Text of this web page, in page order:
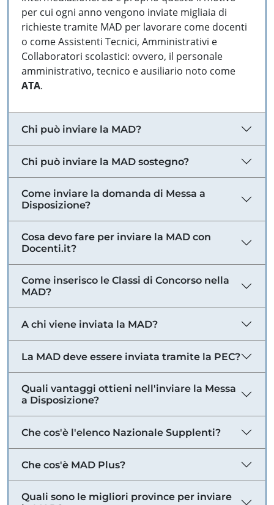
per cui ogni anno vengono inviate migliaia di
richieste tramite MAD per lavorare come docenti
o come Assistenti Tecnici, Amministrativi e
Collaboratori scolastici: ovvero, il personale
amministrativo, tecnico e ausiliario noto come
ATA.
Chi può inviare la MAD?
Chi può inviare la MAD sostegno?
Come inviare la domanda di Messa a
Disposizione?
Cosa devo fare per inviare la MAD con
Docenti.it?
Come inserisco le Classi di Concorso nella
MAD?
A chi viene inviata la MAD?
La MAD deve essere inviata tramite la PEC?
Quali vantaggi ottieni nell'inviare la Messa
a Disposizione?
Che cos'è l'elenco Nazionale Supplenti?
Che cos'è MAD Plus?
Quali sono le migliori province per inviare